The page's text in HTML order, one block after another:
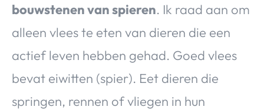
bouwstenen van spieren. Ik raad aan om
alleen vlees te eten van dieren die een
actief leven hebben gehad. Goed vlees
bevat eiwitten (spier). Eet dieren die
springen, rennen of vliegen in hun